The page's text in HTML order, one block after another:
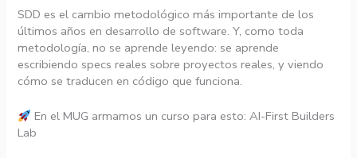
SDD es el cambio metodológico más importante de los
últimos años en desarrollo de software. Y, como toda
metodología, no se aprende leyendo: se aprende
escribiendo specs reales sobre proyectos reales, y viendo
cómo se traducen en código que funciona.
En el MUG armamos un curso para esto: AI-First Builders
Lab